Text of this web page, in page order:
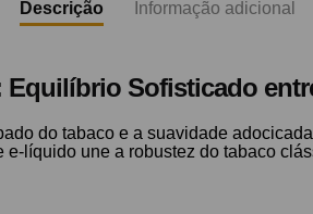
Descrição Informação adicional
Sofisticado
do tabaco e a suavidade
líquido une a robustez do tabaco